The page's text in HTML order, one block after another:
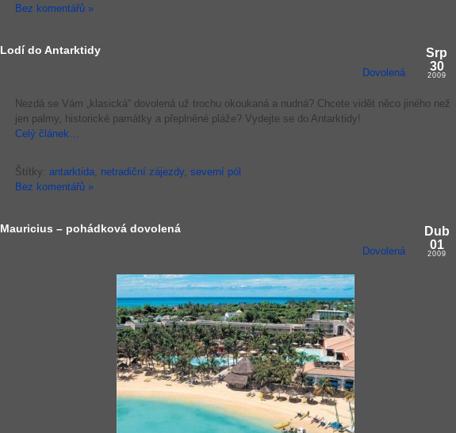
Bez komentářů »
Lodí do Antarktidy
Dovolená
Srp
30
2009
Nezdá se Vám „klasická“ dovolená už trochu okoukaná a nudná? Chcete vidět něco jiného než
jen palmy, historické památky a přeplněné pláže? Vydejte se do Antarktidy!
Celý článek…
Štítky: antarktida, netradiční zájezdy, severní pól
Bez komentářů »
Mauricius – pohádková dovolená
Dovolená
Dub
01
2009